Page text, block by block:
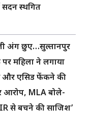
सदन स्थगित
अंग छुए…सुल्तानपुर
महिला ने लगाया
और एसिड फेंकने की
आरोप, MLA बोले-
से बचने की साजिश’